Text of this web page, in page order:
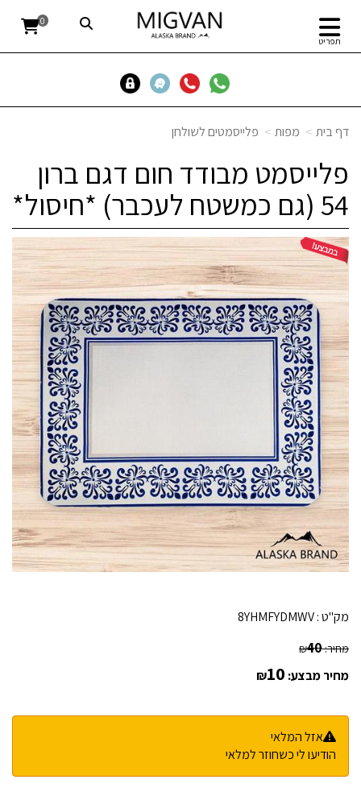
תפריט
0
דף בית מפות פלייסמטים לשולחן
פלייסמט מבודד חום דגם ברון
54 (גם כמשטח לעכבר) *חיסול*
מק"ט :8YHMFYDMWV
מחיר: ₪40
מחיר מבצע: ₪10
אזל המלאי
הודיעו לי כשחוזר למלאי